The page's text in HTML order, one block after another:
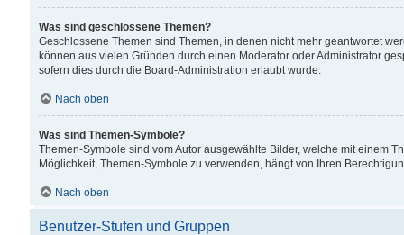
Was sind geschlossene Themen?
Geschlossene Themen sind Themen, in denen nicht mehr geantwortet
können aus vielen Gründen durch einen Moderator oder Administrator
sofern dies durch die Board-Administration erlaubt wurde.
Nach oben
Was sind Themen-Symbole?
Themen-Symbole sind vom Autor ausgewählte Bilder, welche mit einem
Möglichkeit, Themen-Symbole zu verwenden, hängt von Ihren
Nach oben
Benutzer-Stufen und Gruppen